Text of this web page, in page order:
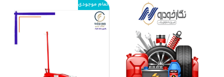
اتمام موجودی